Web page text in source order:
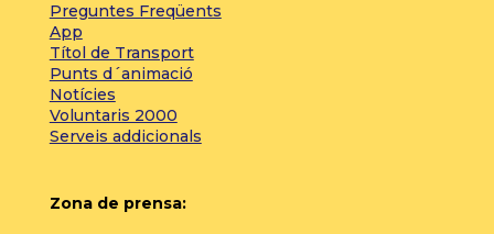
Preguntes Freqüents
App
Títol de Transport
Punts d´animació
Notícies
Voluntaris 2000
Serveis addicionals
Zona de prensa: